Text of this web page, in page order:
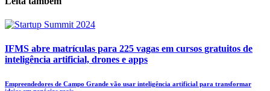
IFMS abre matrículas para 225 vagas em cursos gratuitos de
inteligência artificial, drones e apps
Empreendedores de Campo Grande vão usar inteligência artificial para transformar